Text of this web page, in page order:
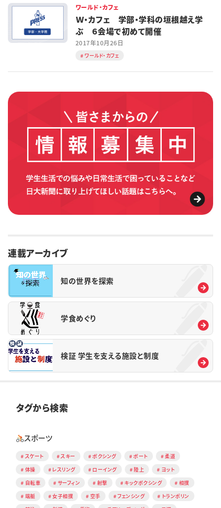
ワールド・カフェ
Ｗ・カフェ 学部・学科の垣根越え学
ぶ ６会場で初めて開催
2017年10月26日
ワールド・カフェ
連載アーカイブ
知の世界を探索
学食めぐり
検証 学生を支える施設と制度
タグから検索
スポーツ
スケート スキー ボクシング ボート
柔道
体操
レスリング ローイング 陸上
ヨット
自転車
サーフィン 射撃 キックボクシング
相撲
端艇
女子相撲 空手 フェンシング
トランポリン